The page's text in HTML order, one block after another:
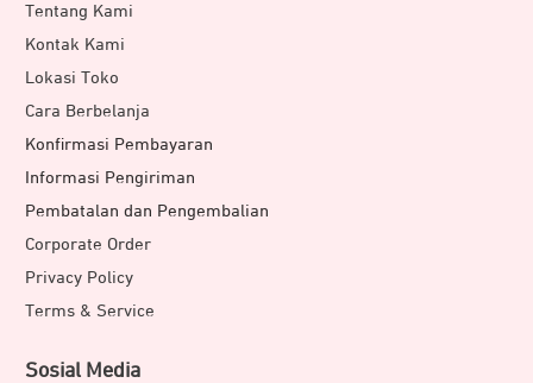
Tentang Kami
Kontak Kami
Lokasi Toko
Cara Berbelanja
Konfirmasi Pembayaran
Informasi Pengiriman
Pembatalan dan Pengembalian
Corporate Order
Privacy Policy
Terms & Service
Sosial Media